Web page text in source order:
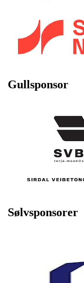
Gullsponsor
Sølvsponsorer